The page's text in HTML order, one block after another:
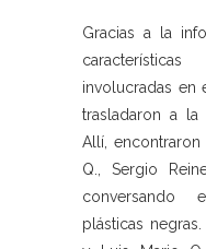
Gracias a la
involucradas en
trasladaron a la
Allí,
Q., Sergio
conversando
plásticas